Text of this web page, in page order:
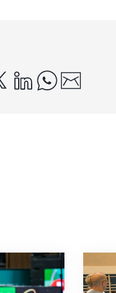
x linkedinwhatsapp
Mit